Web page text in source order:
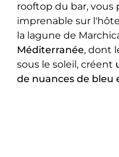
rooftop du bar, vous
imprenable sur
la lagune de
Méditerranée, dont
sous le soleil, créent
de nuances de bleu